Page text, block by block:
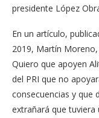
presidente López
En un artículo,
2019, Martín
Quiero que apoyen
del PRI que no
consecuencias y que
extrañará que tuviera